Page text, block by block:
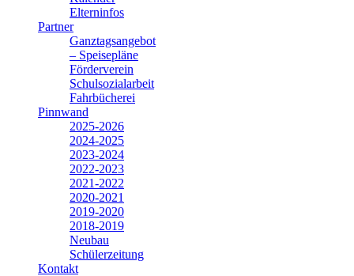
Elterninfos
Partner
Ganztagsangebot
– Speisepläne
Förderverein
Schulsozialarbeit
Fahrbücherei
Pinnwand
2025-2026
2024-2025
2023-2024
2022-2023
2021-2022
2020-2021
2019-2020
2018-2019
Neubau
Schülerzeitung
Kontakt